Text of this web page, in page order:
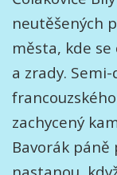
neutěšených
města, kde
a zrady.
zachycený
Bavorák